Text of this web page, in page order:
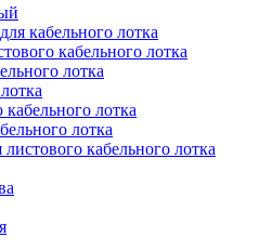
кабельного лотка
кабельного лотка
лотка
лотка
лотка
кабельного лотка